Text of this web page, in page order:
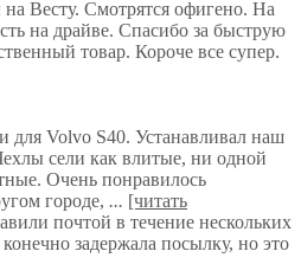
Весту. Смотрятся офигено. На
на драйве. Спасибо за быструю
товар. Короче все супер.
для Volvo S40. Устанавливал наш
сели как влитые, ни одной
Очень понравилось
городе, ... [читать
почтой в течение нескольких
задержала посылку, но это